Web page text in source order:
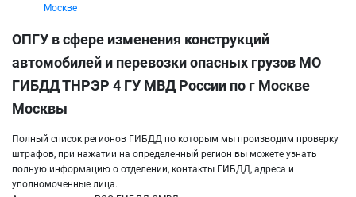
Москве
ОПГУ в сфере изменения конструкций
автомобилей и перевозки опасных грузов МО
ГИБДД ТНРЭР 4 ГУ МВД России по г Москве
Москвы
Полный список регионов ГИБДД по которым мы производим проверку
штрафов, при нажатии на определенный регион вы можете узнать
полную информацию о отделении, контакты ГИБДД, адреса и
уполномоченные лица.